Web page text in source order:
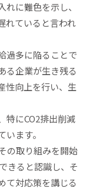
に難色を示し、
れていると言われ
過多に陥ることで
る企業が生き残る
性向上を行い、生
特にCO2排出削減
ます。
の取り組みを開始
きると認識し、そ
て対応策を講じる